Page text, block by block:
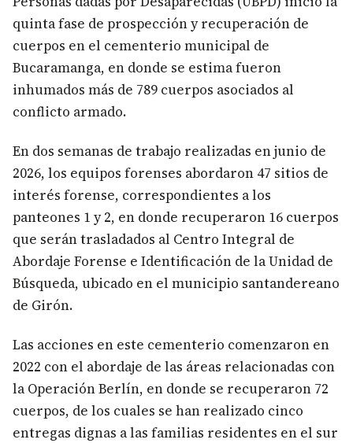
quinta fase de prospección y recuperación de
cuerpos en el cementerio municipal de
Bucaramanga, en donde se estima fueron
inhumados más de 789 cuerpos asociados al
conflicto armado.
En dos semanas de trabajo realizadas en junio de
2026, los equipos forenses abordaron 47 sitios de
interés forense, correspondientes a los
panteones 1 y 2, en donde recuperaron 16 cuerpos
que serán trasladados al Centro Integral de
Abordaje Forense e Identificación de la Unidad de
Búsqueda, ubicado en el municipio santandereano
de Girón.
Las acciones en este cementerio comenzaron en
2022 con el abordaje de las áreas relacionadas con
la Operación Berlín, en donde se recuperaron 72
cuerpos, de los cuales se han realizado cinco
entregas dignas a las familias residentes en el sur